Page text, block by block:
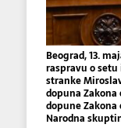
Beograd, 13.
raspravu o
stranke
dopuna
dopune Zakona
Narodna